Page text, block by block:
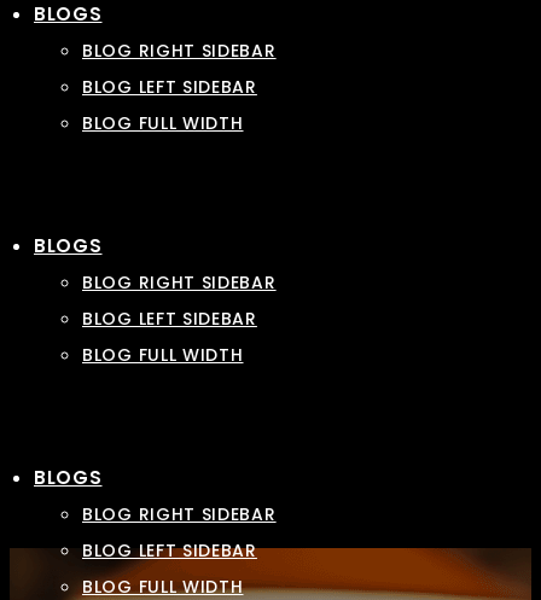
BLOGS
BLOG RIGHT SIDEBAR
BLOG LEFT SIDEBAR
BLOG FULL WIDTH
BLOGS
BLOG RIGHT SIDEBAR
BLOG LEFT SIDEBAR
BLOG FULL WIDTH
BLOGS
BLOG RIGHT SIDEBAR
BLOG LEFT SIDEBAR
BLOG FULL WIDTH